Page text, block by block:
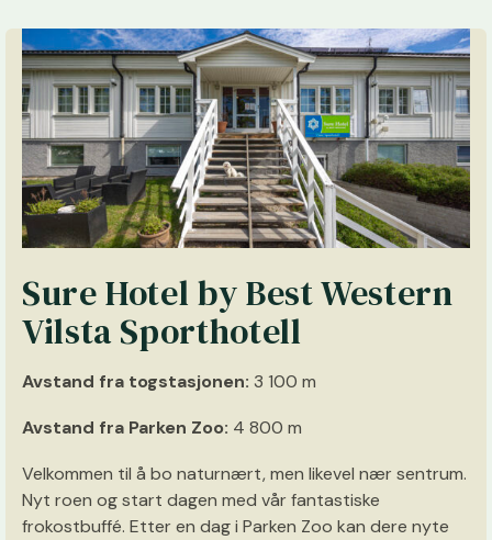
Sure Hotel by Best Western
Vilsta Sporthotell
Avstand fra togstasjonen: 3 100 m
Avstand fra Parken Zoo: 4 800 m
Velkommen til å bo naturnært, men likevel nær sentrum.
Nyt roen og start dagen med vår fantastiske
frokostbuffé. Etter en dag i Parken Zoo kan dere nyte